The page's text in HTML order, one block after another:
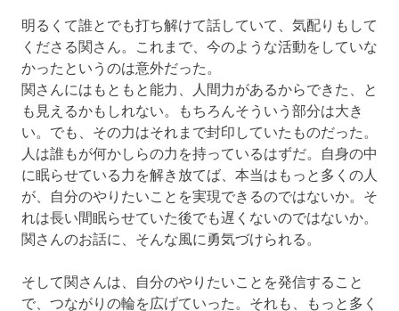
明るくて誰とでも打ち解けて話していて、気配りもして
くださる関さん。これまで、今のような活動をしていな
かったというのは意外だった。
関さんにはもともと能力、人間力があるからできた、と
も見えるかもしれない。もちろんそういう部分は大き
い。でも、その力はそれまで封印していたものだった。
人は誰もが何かしらの力を持っているはずだ。自身の中
に眠らせている力を解き放てば、本当はもっと多くの人
が、自分のやりたいことを実現できるのではないか。そ
れは長い間眠らせていた後でも遅くないのではないか。
関さんのお話に、そんな風に勇気づけられる。
そして関さんは、自分のやりたいことを発信すること
で、つながりの輪を広げていった。それも、もっと多く